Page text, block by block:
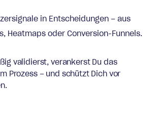
in Entscheidungen – aus
Heatmaps oder Conversion-Funnels.
validierst, verankerst Du das
Prozess – und schützt Dich vor